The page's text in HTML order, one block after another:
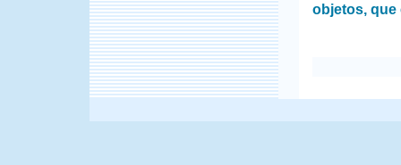
objetos, que